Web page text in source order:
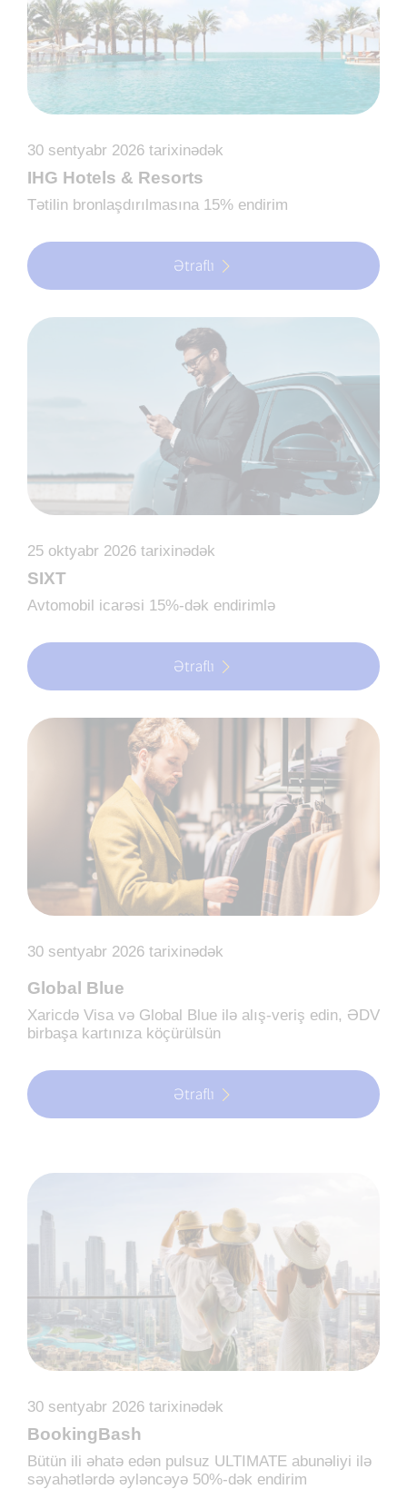
30 sentyabr 2026 tarixinədək
IHG Hotels & Resorts
Tətilin bronlaşdırılmasına 15% endirim
Ətraflı
25 oktyabr 2026 tarixinədək
SIXT
Avtomobil icarəsi 15%-dək endirimlə
Ətraflı
30 sentyabr 2026 tarixinədək
Global Blue
Xaricdə Visa və Global Blue ilə alış-veriş edin, ƏDV
birbaşa kartınıza köçürülsün
Ətraflı
30 sentyabr 2026 tarixinədək
BookingBash
Bütün ili əhatə edən pulsuz ULTIMATE abunəliyi ilə
səyahətlərdə əyləncəyə 50%-dək endirim